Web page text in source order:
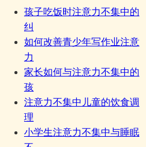
孩子吃饭时注意力不集中的
纠
如何改善青少年写作业注意
力
家长如何与注意力不集中的
孩
注意力不集中儿童的饮食调
理
小学生注意力不集中与睡眠